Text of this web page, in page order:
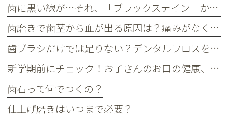
歯に黒い線が…それ、「ブラックステイン」かもしれません！
歯磨きで歯茎から血が出る原因は？痛みがなくても受診すべき判断基準
歯ブラシだけでは足りない？デンタルフロスを使うメリット
新学期前にチェック！お子さんのお口の健康、大丈夫？
歯石って何でつくの？
仕上げ磨きはいつまで必要？